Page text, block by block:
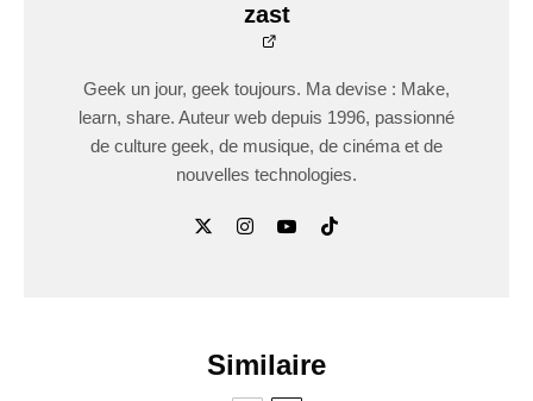
zast
Geek un jour, geek toujours. Ma devise : Make,
learn, share. Auteur web depuis 1996, passionné
de culture geek, de musique, de cinéma et de
nouvelles technologies.
Similaire